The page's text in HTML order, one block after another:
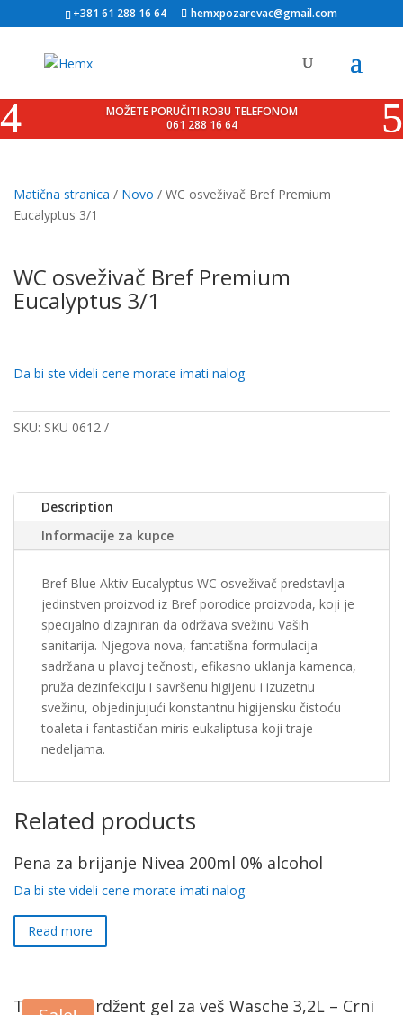
+381 61 288 16 64 hemxpozarevac@gmail.com
MOŽETE PORUČITI ROBU TELEFONOM
061 288 16 64
Matična stranica / Novo / WC osveživač Bref Premium
Eucalyptus 3/1
WC osveživač Bref Premium
Eucalyptus 3/1
Da bi ste videli cene morate imati nalog
SKU: SKU 0612
Description
Informacije za kupce
Bref Blue Aktiv Eucalyptus WC osveživač predstavlja
jedinstven proizvod iz Bref porodice proizvoda, koji je
specijalno dizajniran da održava svežinu Vaših
sanitarija. Njegova nova, fantatišna formulacija
sadržana u plavoj tečnosti, efikasno uklanja kamenca,
pruža dezinfekciju i savršenu higijenu i izuzetnu
svežinu, objedinjujući konstantnu higijensku čistoću
toaleta i fantastičan miris eukaliptusa koji traje
nedeljama.
Related products
Pena za brijanje Nivea 200ml 0% alcohol
Da bi ste videli cene morate imati nalog
Read more
Tečni deterdžent gel za veš Wasche 3,2L – Crni